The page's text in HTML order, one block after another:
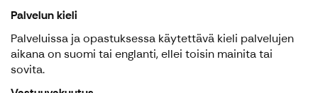
Palvelun kieli
Palveluissa ja opastuksessa käytettävä kieli palvelujen
aikana on suomi tai englanti, ellei toisin mainita tai
sovita.